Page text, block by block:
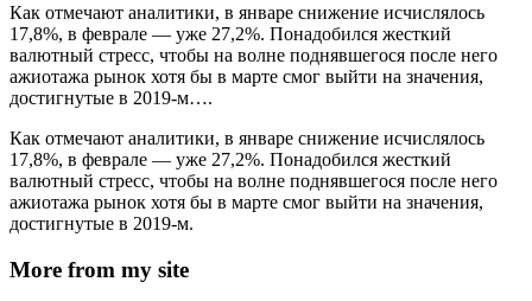
Как отмечают аналитики, в январе снижение исчислялось
17,8%, в феврале — уже 27,2%. Понадобился жесткий
валютный стресс, чтобы на волне поднявшегося после него
ажиотажа рынок хотя бы в марте смог выйти на значения,
достигнутые в 2019-м….
Как отмечают аналитики, в январе снижение исчислялось
17,8%, в феврале — уже 27,2%. Понадобился жесткий
валютный стресс, чтобы на волне поднявшегося после него
ажиотажа рынок хотя бы в марте смог выйти на значения,
достигнутые в 2019-м.
More from my site